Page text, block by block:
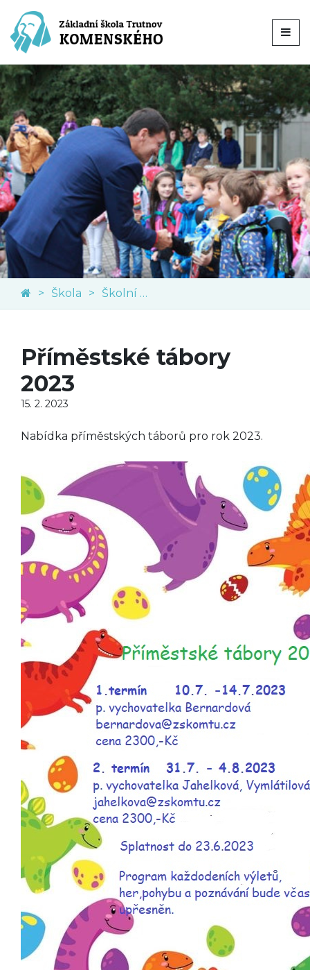
Škola Školní družina a klub
Příměstské tábory
2023
15. 2. 2023
Nabídka příměstských táborů pro rok 2023.